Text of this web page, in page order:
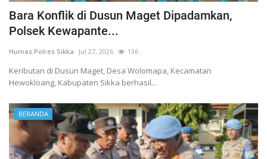
Bara Konflik di Dusun Maget Dipadamkan,
Polsek Kewapante...
Humas Polres Sikka Jul 27, 2026 136
Keributan di Dusun Maget, Desa Wolomapa, Kecamatan
Hewokloang, Kabupaten Sikka berhasil...
BERANDA